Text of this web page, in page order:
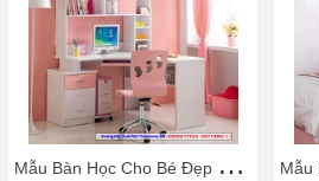
M
ẫu Bàn Học Cho Bé Đẹp Rẻ Home 3D